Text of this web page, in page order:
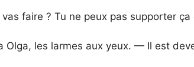
faire ? Tu ne peux pas supporter
les larmes aux yeux. — Il est